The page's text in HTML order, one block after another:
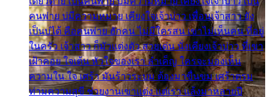
คนพ่าย บ่มีความหมาย เคียงใจเจ้าบ่าว เพื่อนเจ้าสาว ยัง
เป็นบ่ได้ คือคนพ่าย ฮักคน ไม่มีใครสน เขาไม่เห็นคน ที่อยู่
ในครัว เจ้าสาว ก็มัวแต่งตัว สวยเด่น นั่งเคียงเจ้าบ่าว ที่เขา
เฝ้าคอย ใจเต้น หัวใจของเรา ลำเค็ญ ใครจะมองเห็น
ความใน ใจ เศร้า มันร้าวระบม ต้องมาขื่นขม เศร้าตรม
ท่ามความสุขี ช่วยงานเขาแต่ง แต่เรา แล้งมาหลายปี